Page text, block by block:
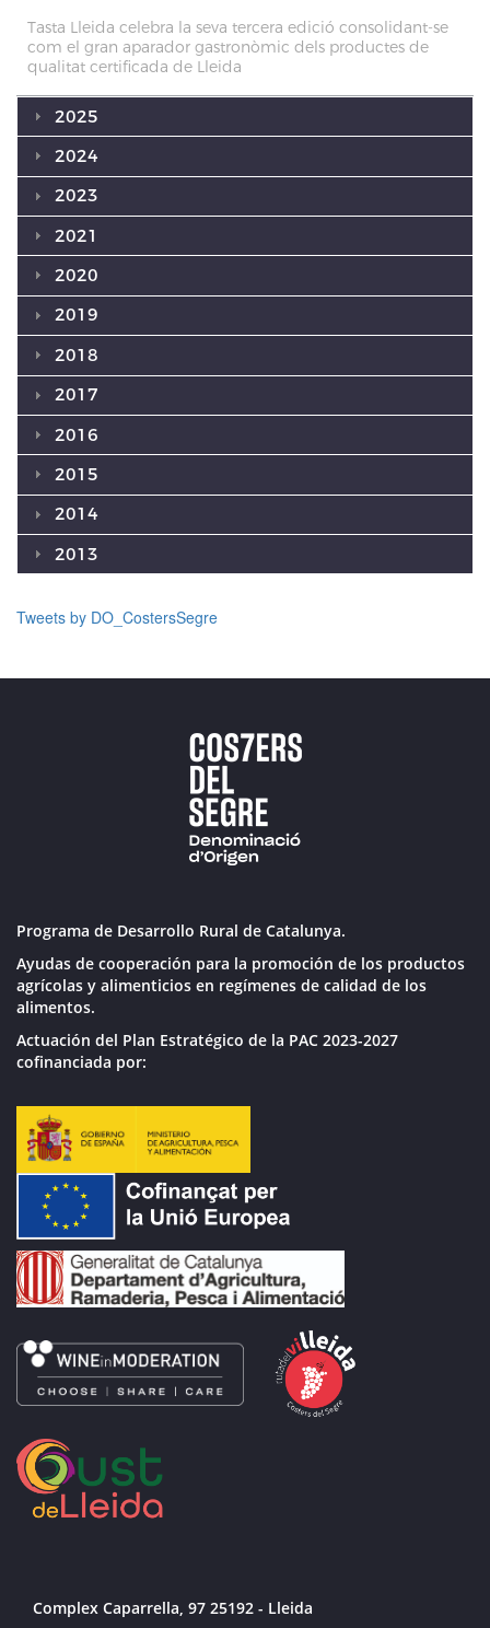
Tasta Lleida celebra la seva tercera edició consolidant-se
com el gran aparador gastronòmic dels productes de
qualitat certificada de Lleida
2025
2024
2023
2021
2020
2019
2018
2017
2016
2015
2014
2013
Tweets by DO_CostersSegre
Programa de Desarrollo Rural de Catalunya.
Ayudas de cooperación para la promoción de los productos
agrícolas y alimenticios en regímenes de calidad de los
alimentos.
Actuación del Plan Estratégico de la PAC 2023-2027
cofinanciada por:
Complex Caparrella, 97 25192 - Lleida